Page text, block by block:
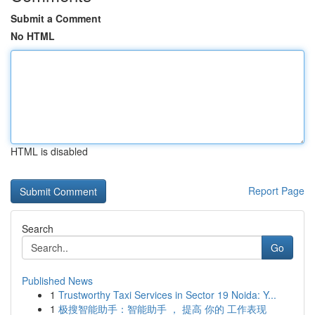
Submit a Comment
No HTML
HTML is disabled
Report Page
Search
Go
Published News
1 Trustworthy Taxi Services in Sector 19 Noida: Y...
1 极搜智能助手：智能助手 ， 提高 你的 工作表现